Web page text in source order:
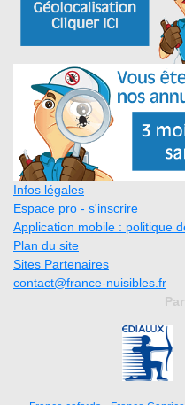
Infos légales
Espace pro - s'inscrire
Application mobile : politique
Plan du site
Sites Partenaires
contact@france-nuisibles.fr